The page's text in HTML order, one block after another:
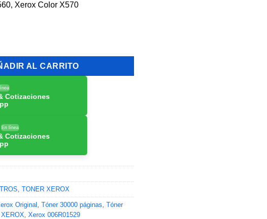
Xerox Color X570
Negro Original 30,000 Páginas cantidad
AL CARRITO
Cotizaciones
En línea
Cotizaciones
TONER XEROX
Original Tóner 30000 páginas Tóner
Xerox 006R01529